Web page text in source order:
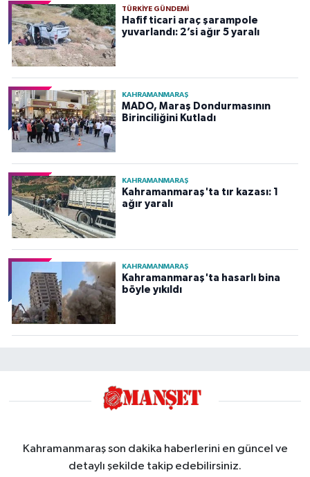
TÜRKIYE GÜNDEMI
Hafif ticari araç şarampole
yuvarlandı: 2’si ağır 5 yaralı
KAHRAMANMARAŞ
MADO, Maraş Dondurmasının
Birinciliğini Kutladı
KAHRAMANMARAŞ
Kahramanmaraş'ta tır kazası: 1
ağır yaralı
KAHRAMANMARAŞ
Kahramanmaraş'ta hasarlı bina
böyle yıkıldı
Kahramanmaraş son dakika haberlerini en güncel ve
detaylı şekilde takip edebilirsiniz.